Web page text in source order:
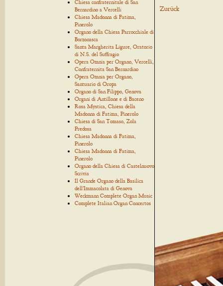
Chiesa confraternitale di San
Bernardino a Vercelli
Chiesa Madonna di Fatima,
Pinerolo
Organo della Chiesa Parrocchiale di
Borzonasca
Santa Margherita Ligure, Oratorio
di N.S. del Suffragio
Opera Omnia per Organo, Vercelli,
Confraternita San Bernardino
Opera Omnia per Organo,
Santuario di Oropa
Organo di San Filippo, Genova
Organi di Antillone e di Baceno
Rosa Mystica, Chiesa della
Madonna di Fatima, Pinerolo
Chiesa di San Tomaso, Zola
Predosa
Chiesa Madonna di Fatima,
Pinerolo
Chiesa Madonna di Fatima,
Pinerolo
Organo della Chiesa di Castelnuovo
Scrivia
Il Grande Organo della Basilica
dell'Immacolata di Genova
Weckmann Complete Organ Music
Complete Italian Organ Concertos
Zurück